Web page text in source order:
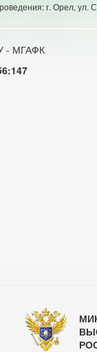
г. Орел, ул.
- МГАФК